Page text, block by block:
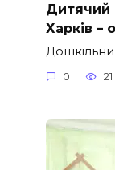
Дитячий
Харків –
0 21